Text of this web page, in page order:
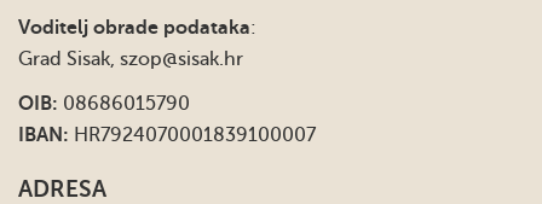
Voditelj obrade podataka:
Grad Sisak, szop@sisak.hr
OIB: 08686015790
IBAN: HR7924070001839100007
ADRESA